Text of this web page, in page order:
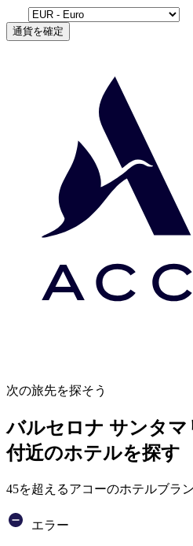
通貨を確定
次の旅先を探そう
バルセロナ サンタ
付近のホテルを探す
45を超えるアコーのホテルブラ
エラー